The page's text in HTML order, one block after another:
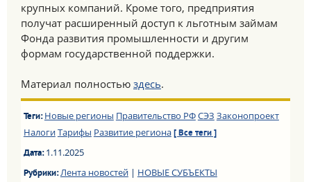
крупных компаний. Кроме того, предприятия
получат расширенный доступ к льготным займам
Фонда развития промышленности и другим
формам государственной поддержки.
Материал полностью здесь.
Теги: Новые регионы Правительство РФСЭЗ Законопроект
НалогиТарифы Развитие региона [ Все теги ]
Дата:1.11.2025
Рубрики:Лента новостей| НОВЫЕ СУБЪЕКТЫ